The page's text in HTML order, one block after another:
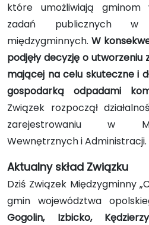
które umożliwiają gminom
zadań publicznych w
międzygminnych. W
podjęły decyzję o
mającej na celu skuteczne i
gospodarką odpadami
Związek rozpoczął
zarejestrowaniu w
Wewnętrznych i Administracji.
Aktualny skład Związku
Dziś Związek Międzygminny
gmin województwa
Gogolin, Izbicko,